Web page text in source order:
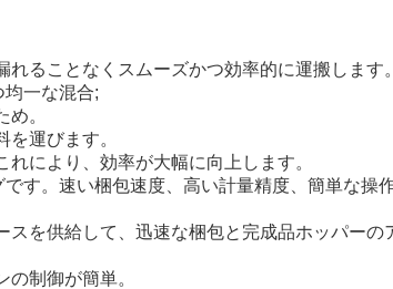
れることなくスムーズかつ効率的に運搬します
均一な混合;
。
を運びます。
により、効率が大幅に向上します。
す。速い梱包速度、高い計量精度、簡単な操
スを供給して、迅速な梱包と完成品ホッパーの
制御が簡単。